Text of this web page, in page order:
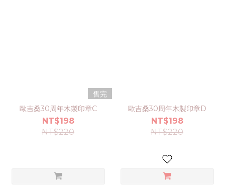
售完
歐吉桑30周年木製印章C
NT$198
NT$220
歐吉桑30周年木製印章D
NT$198
NT$220